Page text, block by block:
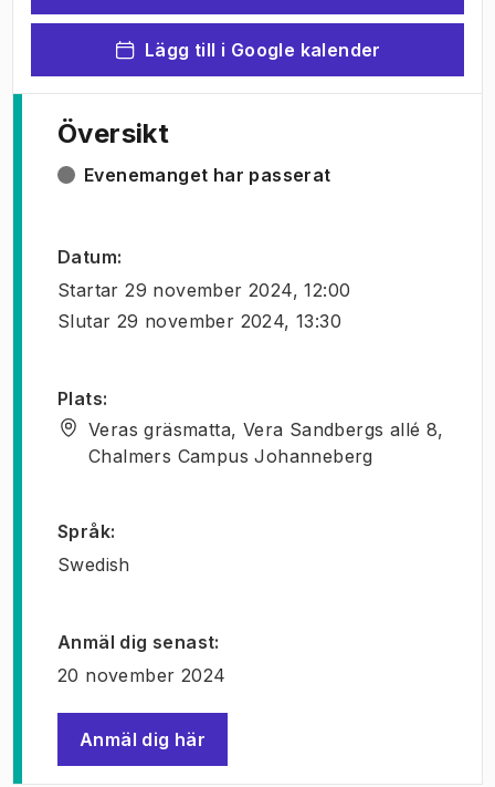
Lägg till i Google kalender
Översikt
Evenemanget har passerat
Datum:
Startar 29 november 2024, 12:00
Slutar 29 november 2024, 13:30
Plats:
Veras gräsmatta, Vera Sandbergs allé 8,
Chalmers Campus Johanneberg
Språk:
Swedish
Anmäl dig senast:
20 november 2024
Anmäl dig här
(Öppnas i ny flik